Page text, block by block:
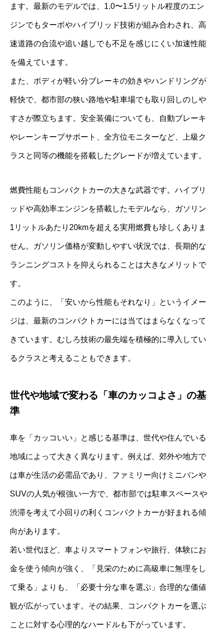
ます。最新のモデルでは、1.0〜1.5リットル程度のエン
ジンでもターボやハイブリッド技術が組み合わされ、高
速道路の合流や追い越しでも不足を感じにくい加速性能
を備えています。
また、ボディが軽い分ブレーキの効きやハンドリングが
軽快で、都市部の狭い路地や駐車場でも取り回しのしや
すさが際立ちます。安全装備についても、自動ブレーキ
やレーンキープサポート、全方位モニターなど、上級ク
ラスと同等の機能を搭載したグレードが増えています。
燃費性能もコンパクトカーの大きな武器です。ハイブリ
ッドや高効率エンジンを搭載したモデルなら、ガソリン
1リットルあたり20kmを超える実用燃費も珍しくありま
せん。ガソリン価格が変動しやすい状況では、長期的な
ランニングコストを抑えられることは大きなメリットで
す。
このように、「安いから性能もそれなり」というイメー
ジは、最新のコンパクトカーには当てはまらなくなって
きています。むしろ技術の最先端を積極的に導入してい
るクラスと考えることもできます。
世代や地域で変わる「車のカッコよさ」の基
準
車を「カッコいい」と感じる基準は、世代や住んでいる
地域によって大きく異なります。例えば、郊外や地方で
は車が生活の必需品であり、ファミリー向けミニバンや
SUVの人気が根強い一方で、都市部では駐車スペースや
渋滞を考えて小回りの利くコンパクトカーが好まれる傾
向があります。
若い世代ほど、車よりスマートフォンや旅行、体験にお
金を使う傾向が強く、「見栄のために高級車に無理をし
て乗る」よりも、「必要十分な車を選ぶ」合理的な価値
観が広がっています。その結果、コンパクトカーを選ぶ
ことに対する心理的なハードルも下がっています。